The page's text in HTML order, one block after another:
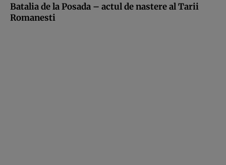
Batalia de la Posada – actul de nastere al Tarii
Romanesti